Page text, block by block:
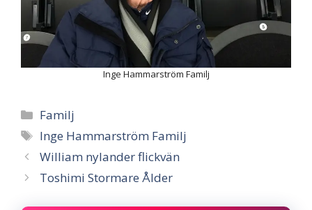
Inge Hammarström Familj
Categories
Familj
Tags
Inge Hammarström Familj
William nylander flickvän
Toshimi Stormare Ålder